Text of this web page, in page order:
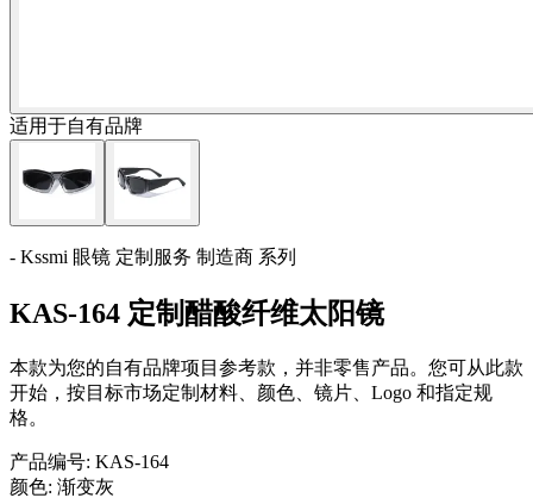
适用于自有品牌
- Kssmi 眼镜 定制服务 制造商 系列
KAS-164 定制醋酸纤维太阳镜
本款为您的自有品牌项目参考款，并非零售产品。您可从此款
开始，按目标市场定制材料、颜色、镜片、Logo 和指定规
格。
产品编号: KAS-164
颜色: 渐变灰